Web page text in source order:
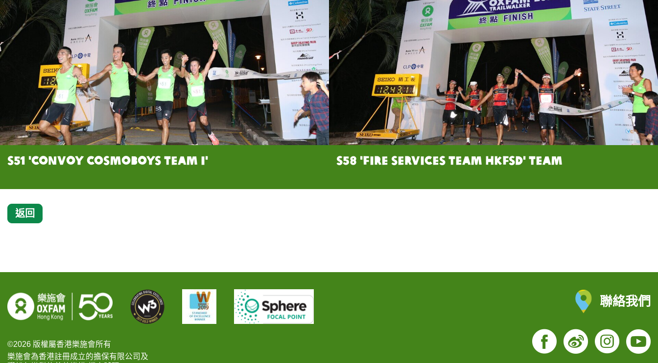
S51 'Convoy Cosmoboys Team I' S58 'Fire Services Team HKFSD' team
返回
©2026 版權屬香港樂施會所有
樂施會為香港註冊成立的擔保有限公司及
聯絡我們